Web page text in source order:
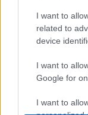
I want to
related to
device
I want to
Google for
I want to